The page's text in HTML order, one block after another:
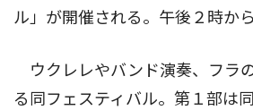
ル」が開催される。午後２時か
ウクレレやバンド演奏、フラ
る同フェスティバル。第１部は